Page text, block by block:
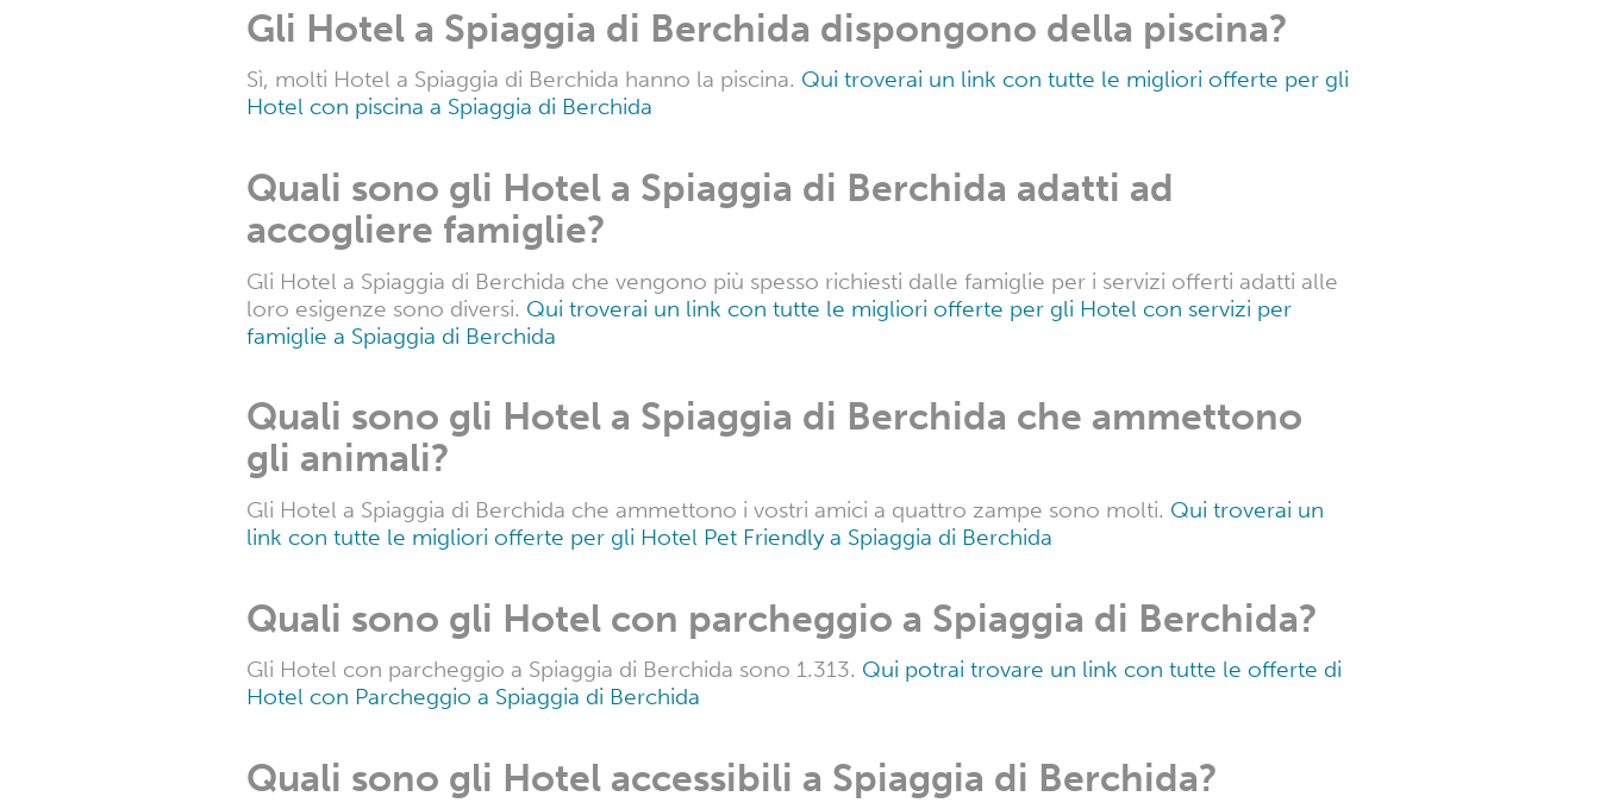
mettono a disposizione dei propri ospiti?
Gli Hotel a Spiaggia di Berchida mettono a disposizione degli ospiti i seguenti servizi:
- Wi-Fi
- Parcheggio
- Aria condizionata
- Non fumatori
- Animali ammessi
- Lavastoviglie
- Biancheria
e tanto altro ancora.
Gli Hotel a Spiaggia di Berchida dispongono della piscina?
Sì, molti Hotel a Spiaggia di Berchida hanno la piscina.
accogliere famiglie?
Gli Hotel a Spiaggia di Berchida che vengono più spesso richiesti dalle famiglie per i servizi offerti adatti alle
loro esigenze sono diversi.Qui troverai un link con tutte le migliori offerte per gli Hotel con servizi per